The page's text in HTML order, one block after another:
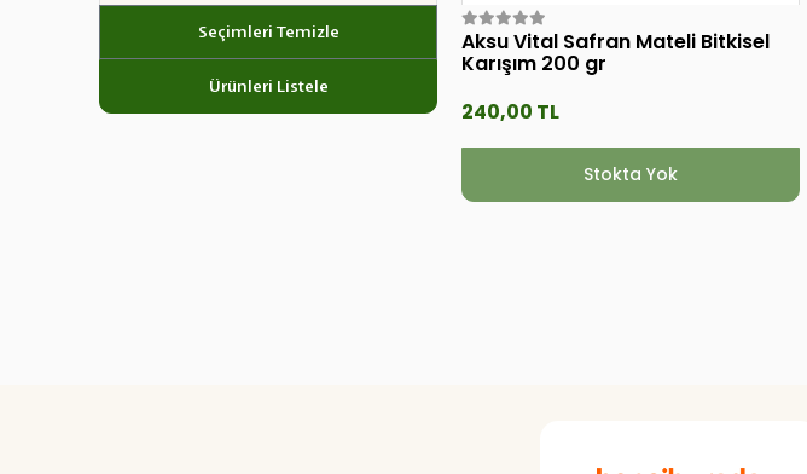
Seçimleri Temizle
Ürünleri Listele
Aksu Vital Safran Mateli Bitkisel
Karışım 200 gr
240,00 TL
Stokta Yok